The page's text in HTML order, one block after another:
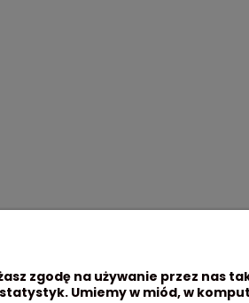
zgodę na używanie przez nas
Umiemy w miód, w